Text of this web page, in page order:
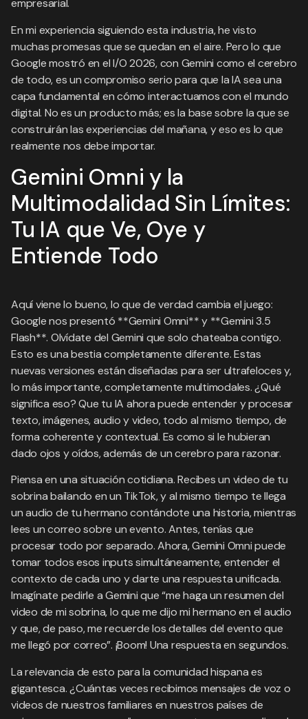
empresarial.
En mi experiencia siguiendo esta industria, he visto
muchas promesas que se quedan en el aire. Pero lo que
Google mostró en el I/O 2026, con Gemini como el cerebro
de todo, es un compromiso serio para que la IA sea una
capa fundamental en cómo interactuamos con el mundo
digital. No es un producto más; es la base sobre la que se
construirán las experiencias del mañana, y eso es lo que
realmente nos debe importar.
Gemini Omni y la
Multimodalidad Sin Límites:
Tu IA que Ve, Oye y
Entiende Todo
Aquí viene lo bueno, lo que de verdad cambia el juego:
Google nos presentó **Gemini Omni** y **Gemini 3.5
Flash**. Olvídate del Gemini que solo chateaba contigo.
Esto es una bestia completamente diferente. Estas
nuevas versiones están diseñadas para ser ultrafeloces y,
lo más importante, completamente multimodales. ¿Qué
significa eso? Que tu IA ahora puede entender y procesar
texto, imágenes, audio y video, todo al mismo tiempo, de
forma coherente y contextual. Es como si le hubieran
dado ojos y oídos, además de un cerebro para razonar.
Piensa en una situación cotidiana. Recibes un video de tu
sobrina bailando en un TikTok, y al mismo tiempo te llega
un audio de tu hermano contándote una historia, mientras
lees un correo sobre un evento. Antes, tenías que
procesar todo por separado. Ahora, Gemini Omni puede
tomar todos esos inputs simultáneamente, entender el
contexto de cada uno y darte una respuesta unificada.
Imagínate pedirle a Gemini que “me haga un resumen del
video de mi sobrina, lo que me dijo mi hermano en el audio
y que, de paso, me recuerde los detalles del evento que
me llegó por correo”. ¡Boom! Una respuesta en segundos.
La relevancia de esto para la comunidad hispana es
gigantesca. ¿Cuántas veces recibimos mensajes de voz o
videos de nuestros familiares en nuestros países de